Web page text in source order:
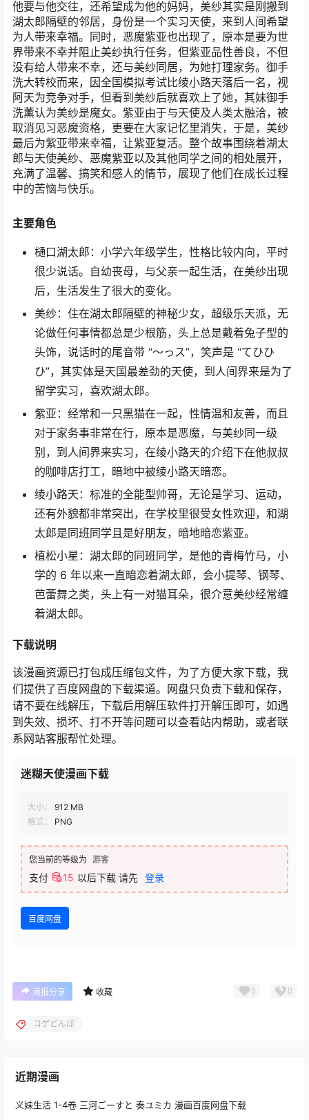
他要与他交往，还希望成为他的妈妈，美纱其实是刚搬到
湖太郎隔壁的邻居，身份是一个实习天使，来到人间希望
为人带来幸福。同时，恶魔紫亚也出现了，原本是要为世
界带来不幸并阻止美纱执行任务，但紫亚品性善良，不但
没有给人带来不幸，还与美纱同居，为她打理家务。御手
洗大转校而来，因全国模拟考试比绫小路天落后一名，视
阿天为竞争对手，但看到美纱后就喜欢上了她，其妹御手
洗薰认为美纱是魔女。紫亚由于与天使及人类太融洽，被
取消见习恶魔资格，更要在大家记忆里消失，于是，美纱
最后为紫亚带来幸福，让紫亚复活。整个故事围绕着湖太
郎与天使美纱、恶魔紫亚以及其他同学之间的相处展开，
充满了温馨、搞笑和感人的情节，展现了他们在成长过程
中的苦恼与快乐。
主要角色
樋口湖太郎：小学六年级学生，性格比较内向，平时
很少说话。自幼丧母，与父亲一起生活，在美纱出现
后，生活发生了很大的变化。
美纱：住在湖太郎隔壁的神秘少女，超级乐天派，无
论做任何事情都总是少根筋，头上总是戴着兔子型的
头饰，说话时的尾音带 “～っス”，笑声是 “てひひ
ひ”，其实体是天国最差劲的天使，到人间界来是为了
留学实习，喜欢湖太郎。
紫亚：经常和一只黑猫在一起，性情温和友善，而且
对于家务事非常在行，原本是恶魔，与美纱同一级
别，到人间界来实习，在绫小路天的介绍下在他叔叔
的咖啡店打工，暗地中被绫小路天暗恋。
绫小路天：标准的全能型帅哥，无论是学习、运动，
还有外貌都非常突出，在学校里很受女性欢迎，和湖
太郎是同班同学且是好朋友，暗地暗恋紫亚。
植松小星：湖太郎的同班同学，是他的青梅竹马，小
学的 6 年以来一直暗恋着湖太郎，会小提琴、钢琴、
芭蕾舞之类，头上有一对猫耳朵，很介意美纱经常缠
着湖太郎。
下载说明
该漫画资源已打包成压缩包文件，为了方便大家下载，我
们提供了百度网盘的下载渠道。网盘只负责下载和保存，
请不要在线解压，下载后用解压软件打开解压即可，如遇
到失效、损坏、打不开等问题可以查看站内帮助，或者联
系网站客服帮忙处理。
迷糊天使漫画下载
大小：
912 MB
格式：
PNG
您当前的等级为 游客
支付 15 以后下载 请先 登录
百度网盘
海报分享 收藏 0 0
コゲどんぼ
近期漫画
义妹生活 1-4卷 三河ごーすと 奏ユミカ 漫画百度网盘下载